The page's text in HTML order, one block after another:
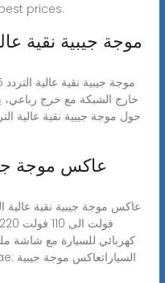
prices.
خارج الشبكة مع خرج